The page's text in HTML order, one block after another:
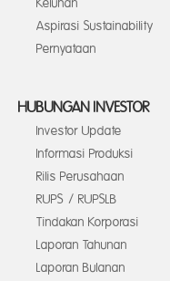
Keluhan
Aspirasi Sustainability
Pernyataan
HUBUNGAN INVESTOR
Investor Update
Informasi Produksi
Rilis Perusahaan
RUPS / RUPSLB
Tindakan Korporasi
Laporan Tahunan
Laporan Bulanan